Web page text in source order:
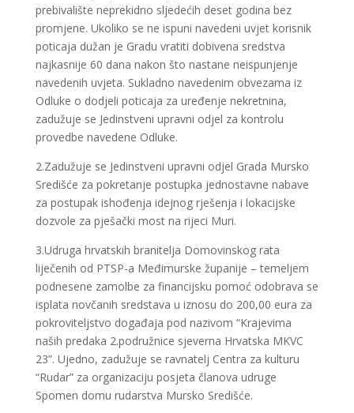
prebivalište neprekidno sljedećih deset godina bez
promjene. Ukoliko se ne ispuni navedeni uvjet korisnik
poticaja dužan je Gradu vratiti dobivena sredstva
najkasnije 60 dana nakon što nastane neispunjenje
navedenih uvjeta. Sukladno navedenim obvezama iz
Odluke o dodjeli poticaja za uređenje nekretnina,
zadužuje se Jedinstveni upravni odjel za kontrolu
provedbe navedene Odluke.
2.Zadužuje se Jedinstveni upravni odjel Grada Mursko
Središće za pokretanje postupka jednostavne nabave
za postupak ishođenja idejnog rješenja i lokacijske
dozvole za pješački most na rijeci Muri.
3.Udruga hrvatskih branitelja Domovinskog rata
liječenih od PTSP-a Međimurske županije – temeljem
podnesene zamolbe za financijsku pomoć odobrava se
isplata novčanih sredstava u iznosu do 200,00 eura za
pokroviteljstvo događaja pod nazivom “Krajevima
naših predaka 2.podružnice sjeverna Hrvatska MKVC
23”. Ujedno, zadužuje se ravnatelj Centra za kulturu
“Rudar” za organizaciju posjeta članova udruge
Spomen domu rudarstva Mursko Središće.